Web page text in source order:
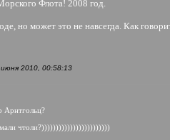
Флота! 2008 год.
но может это не навсегда. Как
2010, 00:58:13
Арнтгольц?
чтоли?))))))))))))))))))))))))